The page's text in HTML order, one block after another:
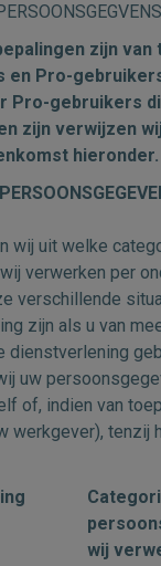
zijn van
en Pro-
Pro-gebruikers
zijn verwijzen
hieronder.
wij uit welke
verwerken per
verschillende
zijn als u van
dienstverlening
uw
of, indien van
werkgever), tenzij
wij